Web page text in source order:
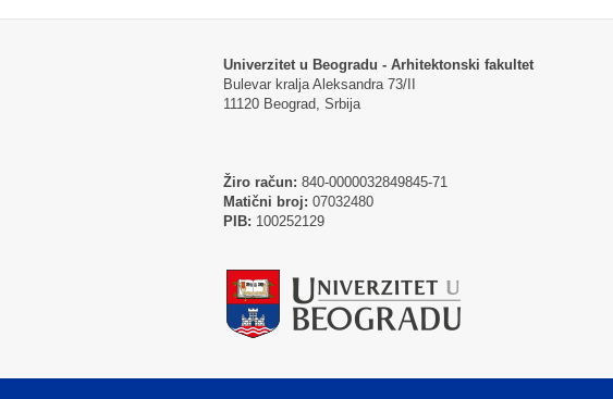
Univerzitet u Beogradu - Arhitektonski fakultet
Bulevar kralja Aleksandra 73/II
11120 Beograd, Srbija
Žiro račun: 840-0000032849845-71
Matični broj: 07032480
PIB: 100252129